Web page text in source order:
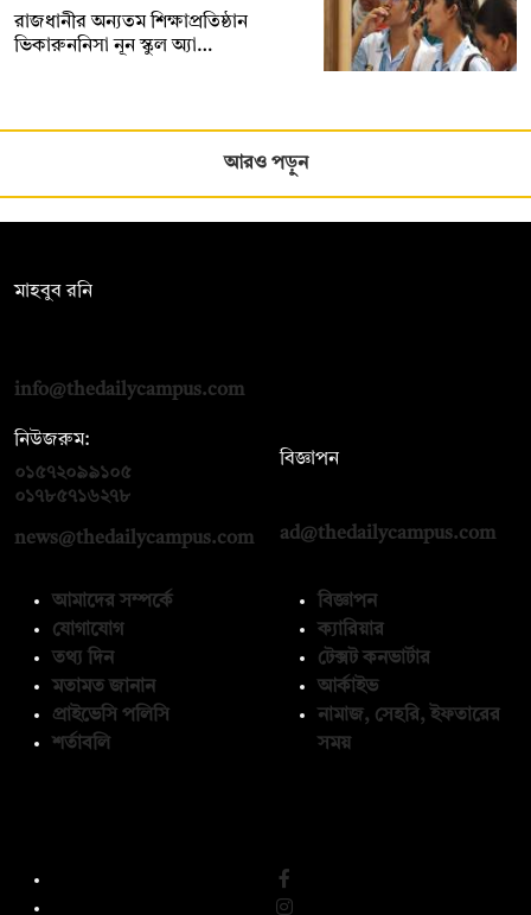
রাজধানীর অন্যতম শিক্ষাপ্রতিষ্ঠান
ভিকারুননিসা নূন স্কুল অ্যা…
আরও পড়ুন
মাহবুব রনি
info@thedailycampus.com
নিউজরুম:
০১৫৭২০৯৯১০৫
০১৭৮৫৭১৬২৭৮
news@thedailycampus.com
বিজ্ঞাপন
ad@thedailycampus.com
আমাদের সম্পর্কে
যোগাযোগ
তথ্য দিন
মতামত জানান
প্রাইভেসি পলিসি
শর্তাবলি
বিজ্ঞাপন
ক্যারিয়ার
টেক্সট কনভার্টার
আর্কাইভ
নামাজ, সেহরি, ইফতারের
সময়